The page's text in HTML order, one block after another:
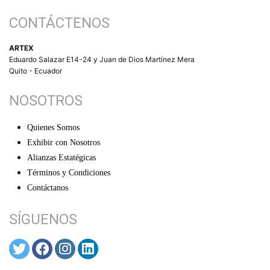
CONTÁCTENOS
ARTEX
Eduardo Salazar E14-24 y Juan de Dios Martínez Mera
Quito - Ecuador
NOSOTROS
Quienes Somos
Exhibir con Nosotros
Alianzas Estatégicas
Términos y Condiciones
Contáctanos
SÍGUENOS